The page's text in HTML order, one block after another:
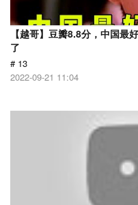
【越哥】豆瓣8.8分，中国最
了
# 13
2022-09-21 11:04